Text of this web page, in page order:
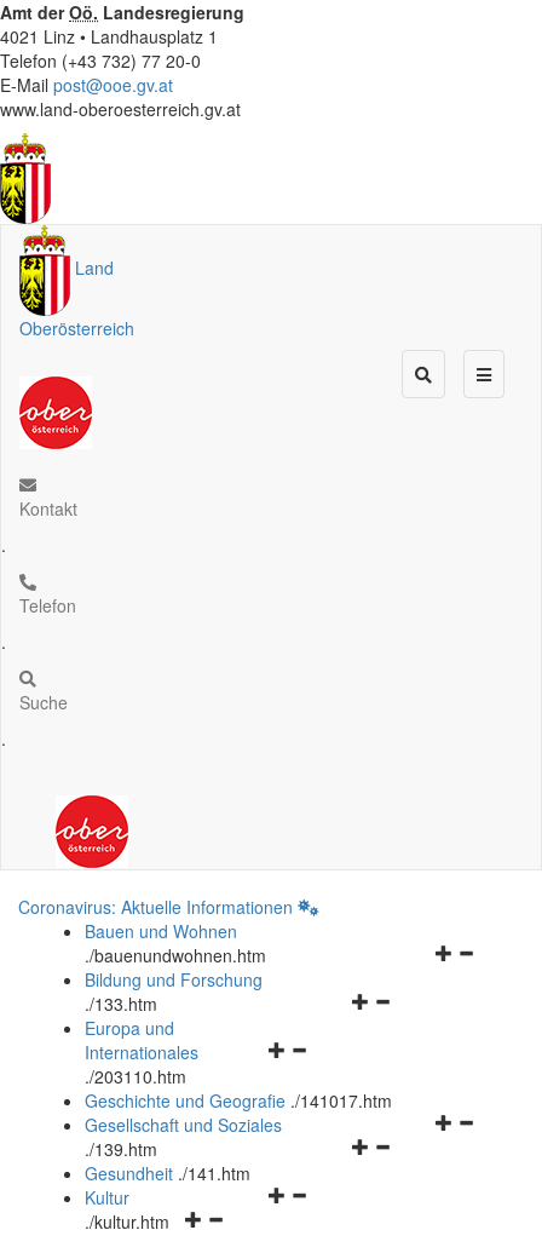
Amt derOö. Landesregierung
4021 Linz • Landhausplatz 1
Telefon (+43 732) 77 20-0
E-Mail post@ooe.gv.at
www.land-oberoesterreich.gv.at
Land
Oberösterreich
Kontakt
.
Telefon
.
Suche
.
Coronavirus: Aktuelle Informationen
Bauen und Wohnen
./bauenundwohnen.htm
Navigationsmenü
Bildung und Forschung
./133.htm
Navigationsmenü
und
schließen
Europa und
Internationales
./203110.htm
Geschichte und Geografie ./141017.htm
Navigationsmenü
Gesellschaft und Soziales
./139.htm
Navigationsmenü
Gesundheit ./141.htm
Navigationsmenü
Kultur
./kultur.htm